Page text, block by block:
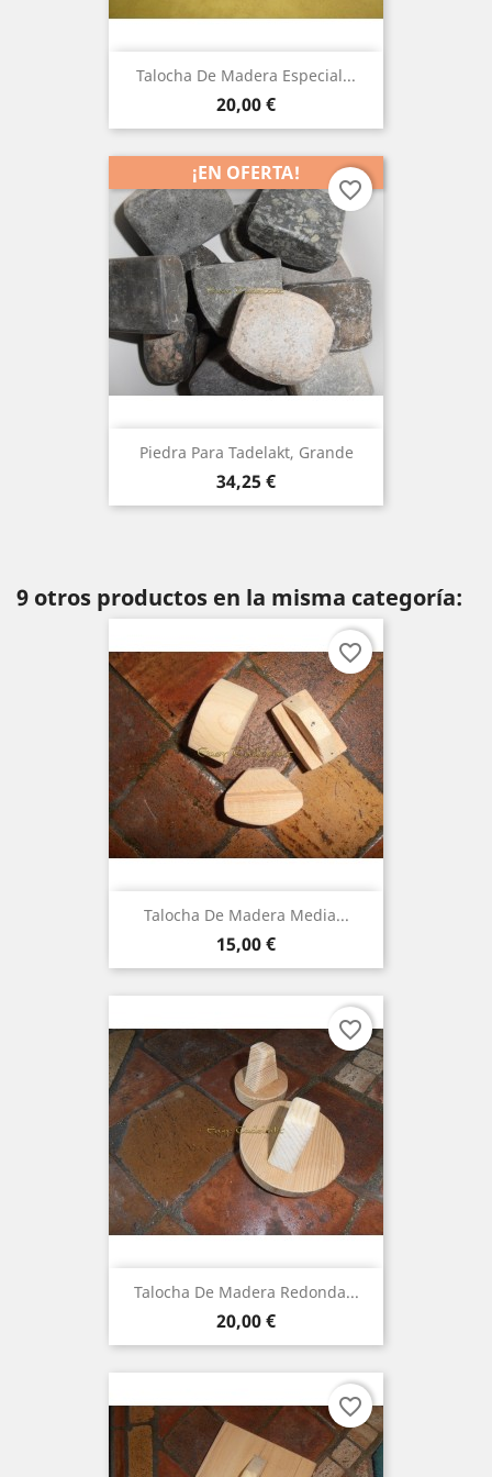
Talocha De Madera Especial...
Precio
20,00 €
Piedra Para Tadelakt, Grande
Precio
34,25 €
¡EN OFERTA!
favorite_border
9 otros productos en la misma categoría:
Talocha De Madera Media...
Precio
15,00 €
favorite_border
Talocha De Madera Redonda...
Precio
20,00 €
favorite_border
favorite_border